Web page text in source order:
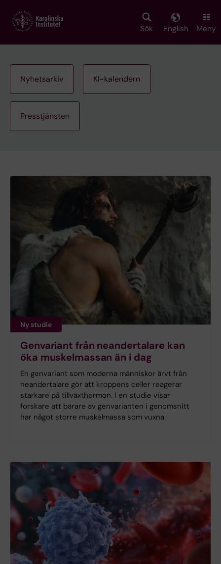
main
Sök English Meny
Nyhetsarkiv KI-kalendern
Presstjänsten
Ny studie
Genvariant från neandertalare kan
öka muskelmassan än i dag
En genvariant som moderna människor ärvt från
neandertalare gör att kroppens celler reagerar
starkare på tillväxthormon. I en studie visar
forskare att bärare av genvarianten i genomsnitt
har något större muskelmassa som vuxna.